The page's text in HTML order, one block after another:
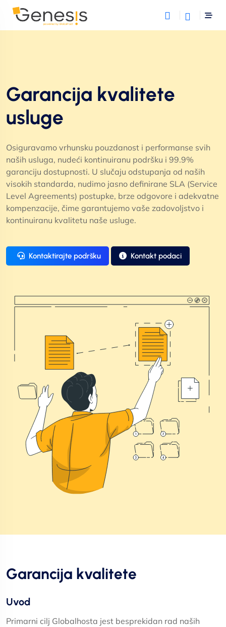
Garancija kvalitete
usluge
Osiguravamo vrhunsku pouzdanost i performanse svih
naših usluga, nudeći kontinuiranu podršku i 99.9%
garanciju dostupnosti. U slučaju odstupanja od naših
visokih standarda, nudimo jasno definirane SLA (Service
Level Agreements) postupke, brze odgovore i adekvatne
kompenzacije, čime garantujemo vaše zadovoljstvo i
kontinuiranu kvalitetu naše usluge.
Kontaktirajte podršku Kontakt podaci
Garancija kvalitete
Uvod
Primarni cilj Globalhosta jest besprekidan rad naših